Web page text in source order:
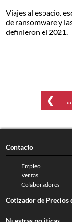
Viajes al espacio,
de ransomware y
definieron el 2021.
❮
Contacto
Empleo
Ventas
Colaboradores
Cotizador de Precios
Nuestras politicas